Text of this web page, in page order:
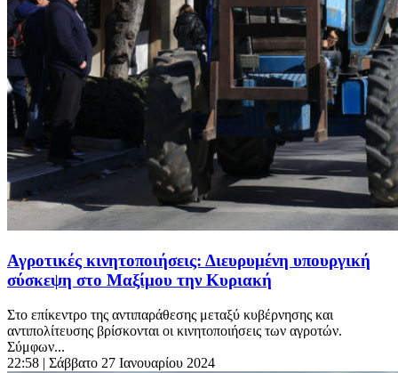
Αγροτικές κινητοποιήσεις: Διευρυμένη υπουργική
σύσκεψη στο Μαξίμου την Κυριακή
Στο επίκεντρο της αντιπαράθεσης μεταξύ κυβέρνησης και
αντιπολίτευσης βρίσκονται οι κινητοποιήσεις των αγροτών.
Σύμφων...
22:58 | Σάββατο 27 Ιανουαρίου 2024